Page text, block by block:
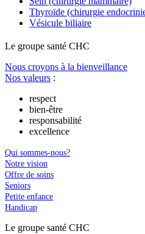
Thyroïde (chirurgie
Vésicule biliaire
Le groupe santé CHC
Nous croyons à la bienveillance
Nos valeurs :
respect
bien-être
responsabilité
excellence
Qui sommes-nous?
Notre vision
Offre de soins
Seniors
Petite enfance
Handicap
Le groupe santé CHC